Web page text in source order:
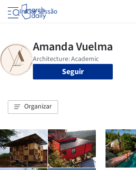
Iniciar sessão
Seguir
Organizar